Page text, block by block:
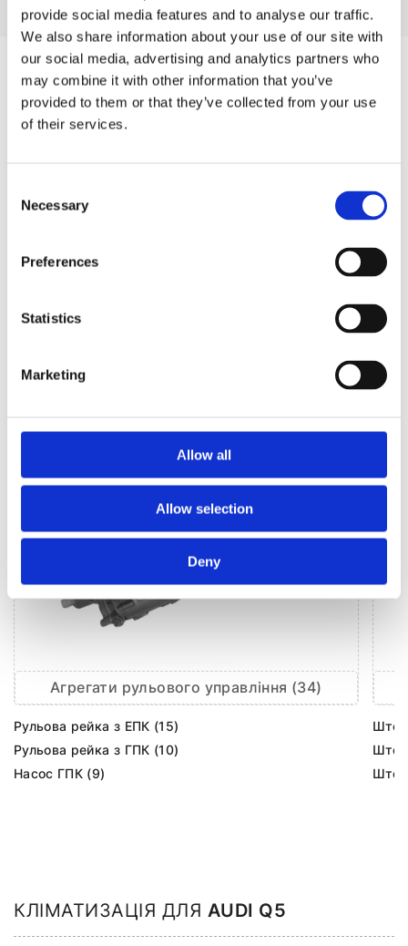
provide social media features and to analyse our traffic.
We also share information about your use of our site with
our social media, advertising and analytics partners who
may combine it with other information that you’ve
provided to them or that they’ve collected from your use
of their services.
Selection
Necessary
Preferences
Statistics
Marketing
Allow all
Allow selection
Deny
ЗАПЧАСТИНИ ДО AUDI Q5
Рульове управління
Кліматизація (62)
AUDI Q5
Агрегати рульового управління (34)
Рульова рейка з ЕПК (15)
Рульова рейка з ГПК (10)
Насос ГПК (9)
Шток
Шток
КЛІМАТИЗАЦІЯ ДЛЯ AUDI Q5